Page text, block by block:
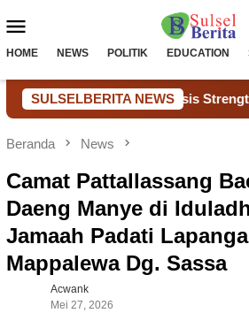
ke
Mobile
HOME NEWS POLITIK EDUCATION
SULSELBERITA NEWS
Berbasis Strength-Based
Beranda News
Camat Pattallassang
Daeng Manye di
Jamaah Padati
Mappalewa Dg. Sassa
Acwank
Mei 27, 2026